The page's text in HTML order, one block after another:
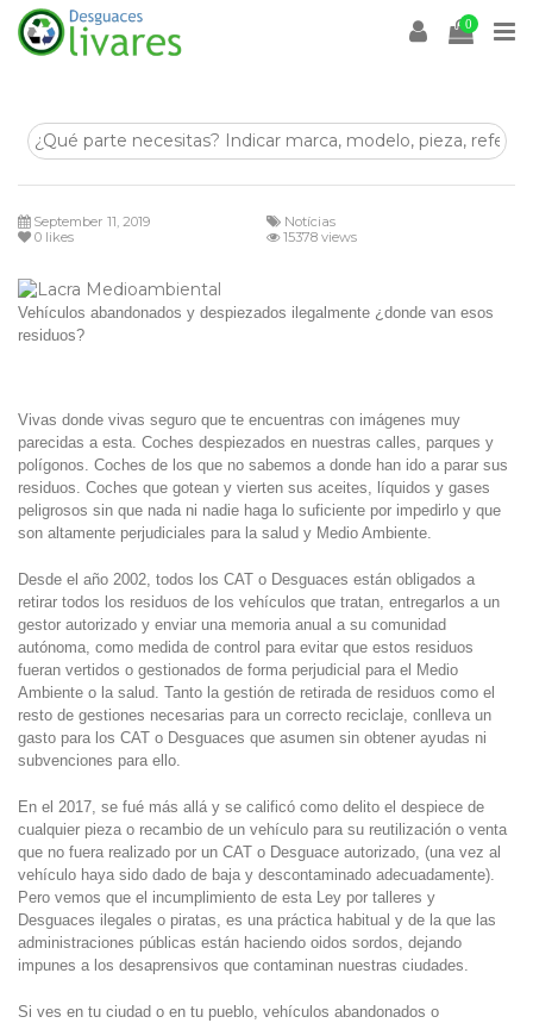
0
Lacra Medioambiental
September 11, 2019
Notícias
0 likes 15378 views
Vehículos abandonados y despiezados ilegalmente ¿donde van esos
residuos?
Vivas donde vivas seguro que te encuentras con imágenes muy
parecidas a esta. Coches despiezados en nuestras calles, parques y
polígonos. Coches de los que no sabemos a donde han ido a parar sus
residuos. Coches que gotean y vierten sus aceites, líquidos y gases
peligrosos sin que nada ni nadie haga lo suficiente por impedirlo y que
son altamente perjudiciales para la salud y Medio Ambiente.
Desde el año 2002, todos los CAT o Desguaces están obligados a
retirar todos los residuos de los vehículos que tratan, entregarlos a un
gestor autorizado y enviar una memoria anual a su comunidad
autónoma, como medida de control para evitar que estos residuos
fueran vertidos o gestionados de forma perjudicial para el Medio
Ambiente o la salud. Tanto la gestión de retirada de residuos como el
resto de gestiones necesarias para un correcto reciclaje, conlleva un
gasto para los CAT o Desguaces que asumen sin obtener ayudas ni
subvenciones para ello.
En el 2017, se fué más allá y se calificó como delito el despiece de
cualquier pieza o recambio de un vehículo para su reutilización o venta
que no fuera realizado por un CAT o Desguace autorizado, (una vez al
vehículo haya sido dado de baja y descontaminado adecuadamente).
Pero vemos que el incumplimiento de esta Ley por talleres y
Desguaces ilegales o piratas, es una práctica habitual y de la que las
administraciones públicas están haciendo oidos sordos, dejando
impunes a los desaprensivos que contaminan nuestras ciudades.
Si ves en tu ciudad o en tu pueblo, vehículos abandonados o